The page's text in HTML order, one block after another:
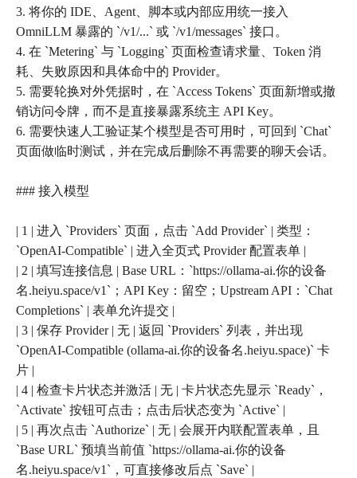
3. 将你的 IDE、Agent、脚本或内部应用统一接入
OmniLLM 暴露的 `/v1/...` 或 `/v1/messages` 接口。
4. 在 `Metering` 与 `Logging` 页面检查请求量、Token 消
耗、失败原因和具体命中的 Provider。
5. 需要轮换对外凭据时，在 `Access Tokens` 页面新增或撤
销访问令牌，而不是直接暴露系统主 API Key。
6. 需要快速人工验证某个模型是否可用时，可回到 `Chat`
页面做临时测试，并在完成后删除不再需要的聊天会话。
### 接入模型
| 1 | 进入 `Providers` 页面，点击 `Add Provider` | 类型：
`OpenAI-Compatible` | 进入全页式 Provider 配置表单 |
| 2 | 填写连接信息 | Base URL：`https://ollama-ai.你的设备
名.heiyu.space/v1`；API Key：留空；Upstream API：`Chat
Completions` | 表单允许提交 |
| 3 | 保存 Provider | 无 | 返回 `Providers` 列表，并出现
`OpenAI-Compatible (ollama-ai.你的设备名.heiyu.space)` 卡
片 |
| 4 | 检查卡片状态并激活 | 无 | 卡片状态先显示 `Ready`，
`Activate` 按钮可点击；点击后状态变为 `Active` |
| 5 | 再次点击 `Authorize` | 无 | 会展开内联配置表单，且
`Base URL` 预填当前值 `https://ollama-ai.你的设备
名.heiyu.space/v1`，可直接修改后点 `Save` |